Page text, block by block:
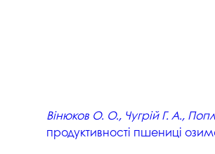
Історія
Гімн ПДАУ
Вінюков О. О., Чугрій Г. А.,
продуктивності пшениці